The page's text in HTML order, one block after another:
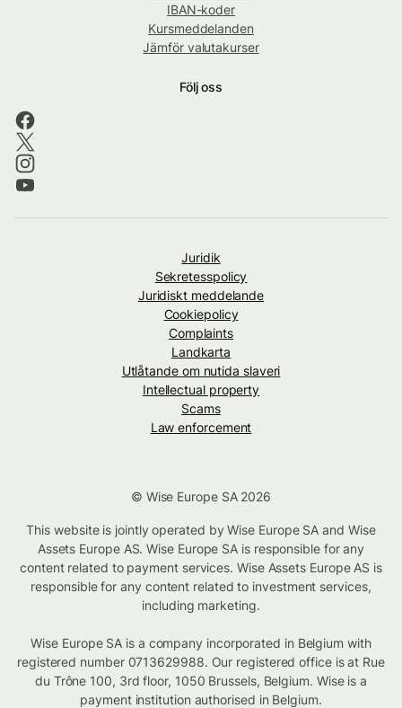
IBAN-koder
Kursmeddelanden
Jämför valutakurser
Följ oss
Juridik
Sekretesspolicy
Juridiskt meddelande
Cookiepolicy
Complaints
Landkarta
Utlåtande om nutida slaveri
Intellectual property
Scams
Law enforcement
© Wise Europe SA 2026
This website is jointly operated by Wise Europe SA and Wise
Assets Europe AS. Wise Europe SA is responsible for any
content related to payment services. Wise Assets Europe AS is
responsible for any content related to investment services,
including marketing.
Wise Europe SA is a company incorporated in Belgium with
registered number 0713629988. Our registered office is at Rue
du Trône 100, 3rd floor, 1050 Brussels, Belgium. Wise is a
payment institution authorised in Belgium.